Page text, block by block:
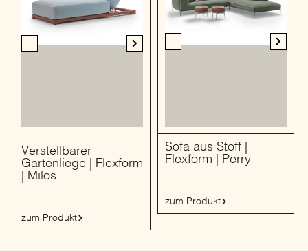
Verstellbarer
Gartenliege | Flexform
| Milos
zum Produkt
Sofa aus Stoff |
Flexform | Perry
zum Produkt